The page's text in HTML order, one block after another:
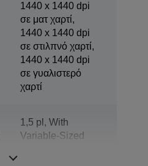
1440 x 1440 dpi
σε ματ χαρτί,
1440 x 1440 dpi
σε στιλπνό χαρτί,
1440 x 1440 dpi
σε γυαλιστερό
χαρτί
1,5 pl, With
Variable-Sized